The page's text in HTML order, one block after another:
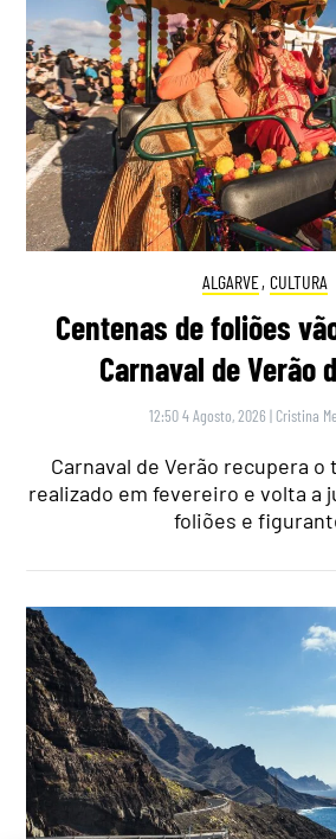
ALGARVE, CULTURA
Centenas de foliões
Carnaval de Verão
12:50 4 Agosto, 2026 | Cristina
Carnaval de Verão recupera
realizado em fevereiro e volta a
foliões e